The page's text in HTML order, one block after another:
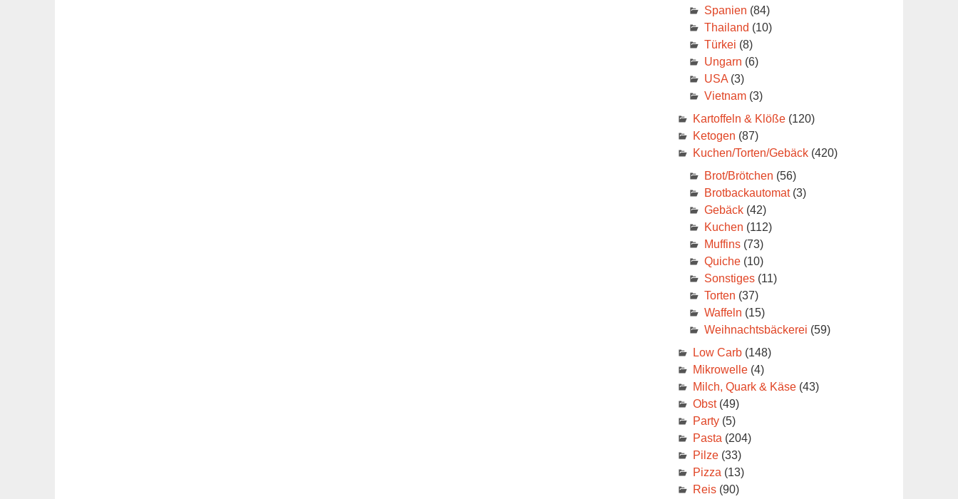
Spanien (84)
Thailand (10)
Türkei (8)
Ungarn (6)
USA(3)
Vietnam(3)
Kartoffeln & Klöße(120)
Ketogen (87)
Kuchen/Torten/Gebäck(420)
Brot/Brötchen (56)
Brotbackautomat(3)
Gebäck(42)
Kuchen (112)
Muffins(73)
Quiche(10)
Sonstiges(11)
Torten (37)
Waffeln (15)
Weihnachtsbäckerei (59)
Low Carb(148)
Mikrowelle(4)
Milch, Quark & Käse(43)
Obst(49)
Party(5)
Pasta (204)
Pilze(33)
Pizza (13)
Reis(90)